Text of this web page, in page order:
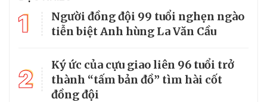
1
Người đồng đội 99 tuổi nghẹn ngào
tiễn biệt Anh hùng La Văn Cầu
2
Ký ức của cựu giao liên 96 tuổi trở
thành “tấm bản đồ” tìm hài cốt
đồng đội